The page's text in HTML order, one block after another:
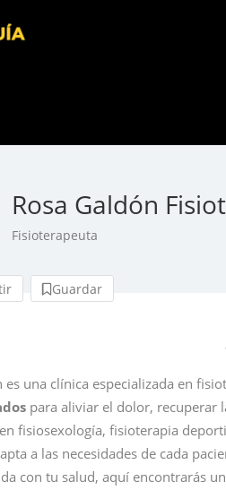
Rosa Galdón
Fisioterapeuta
Guardar
es una clínica especializada en
para aliviar el dolor, recuperar
fisiosexología, fisioterapia
a las necesidades de cada
con tu salud, aquí encontrarás